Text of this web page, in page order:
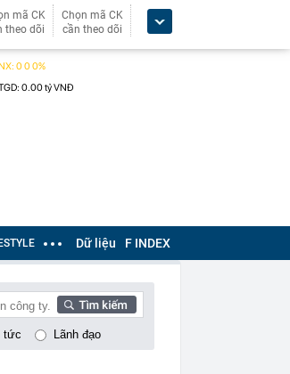
mã CK
theo dõi
Chọn mã CK
cần theo dõi
Dữ liệu F INDEX
tức Lãnh đạo